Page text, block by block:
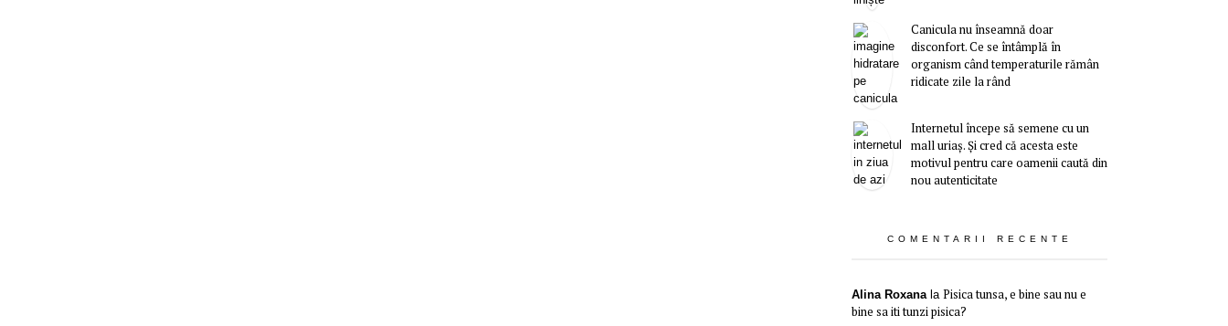
Canicula nu înseamnă doar
disconfort. Ce se întâmplă în
organism când temperaturile rămân
ridicate zile la rând
Internetul începe să semene cu un
mall uriaș. Și cred că acesta este
motivul pentru care oamenii caută din
nou autenticitate
COMENTARII RECENTE
Alina Roxanala Pisica tunsa, e bine sau nu e
bine sa iti tunzi pisica?